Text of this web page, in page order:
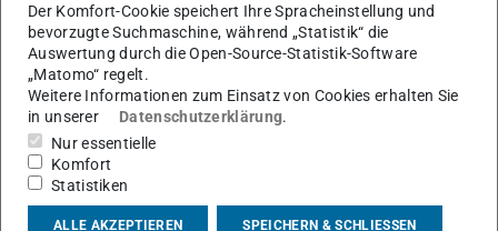
Kontakt
sabine.waldhaus@eas.tu-...
Der Komfort-Cookie speichert Ihre Spracheinstellung und
bevorzugte Suchmaschine, während „Statistik“ die
Auswertung durch die Open-Source-Statistik-Software
„Matomo“ regelt.
Weitere Informationen zum Einsatz von Cookies erhalten Sie
in unserer
Datenschutzerklärung.
Nur essentielle
Komfort
Statistiken
ALLE AKZEPTIEREN SPEICHERN & SCHLIESSEN